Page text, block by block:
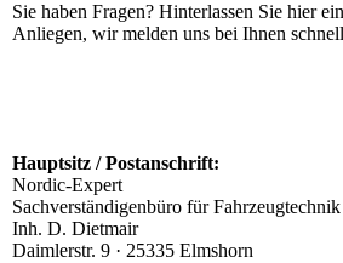
Sie haben Fragen? Hinterlassen Sie hier
Anliegen, wir melden uns bei Ihnen
Hauptsitz / Postanschrift:
Nordic-Expert
Sachverständigenbüro für Fahrzeugtechnik
Inh. D. Dietmair
Daimlerstr. 9 · 25335 Elmshorn